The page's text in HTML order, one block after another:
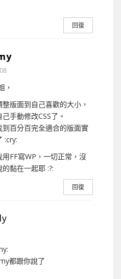
回復
，
版面到自己喜歡的大小，
手動修改CSS了。
到百分百完全適合的版面實
:cry:
用FF寫WP，一切正常，沒
黏在一起耶 :?:
回復
都跟你說了